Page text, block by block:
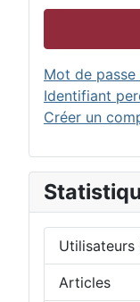
Mot de passe
Identifiant
Créer un
Utilisateurs
Articles